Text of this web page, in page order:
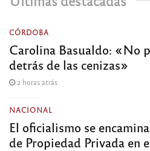
CÓRDOBA
Carolina Basualdo: «No
detrás de las cenizas»
2 horas atrás
NACIONAL
El oficialismo se
de Propiedad Privada en